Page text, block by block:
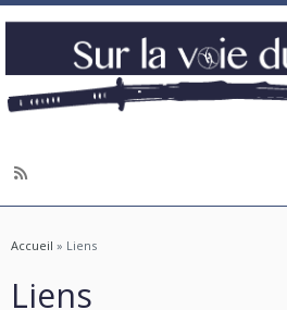
Accueil » Liens
Liens